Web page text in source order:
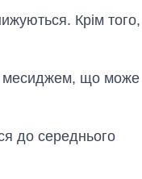
Крім того,
месиджем, що може
до середнього